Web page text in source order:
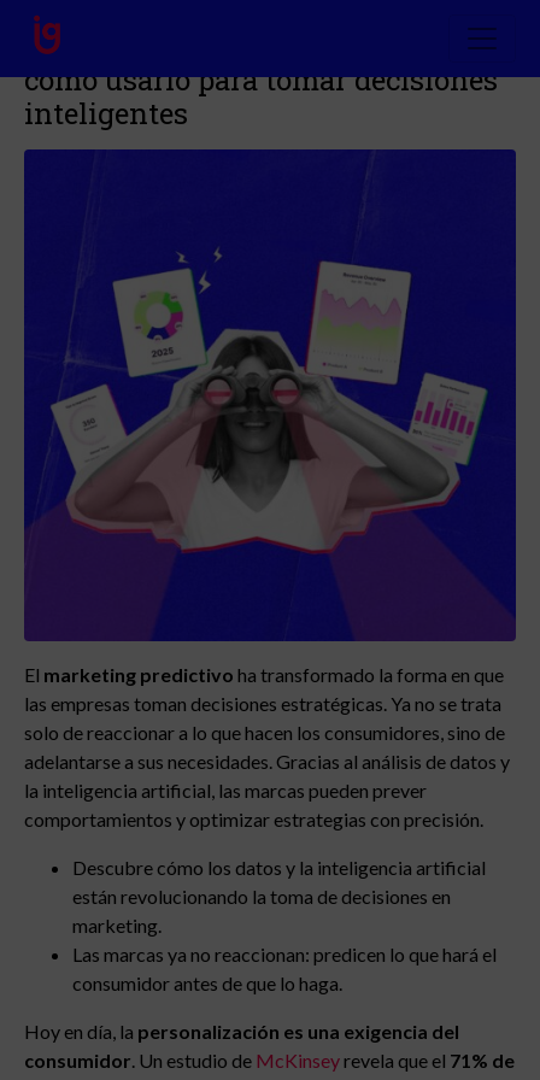
Marketing Predictivo: Qué es y
cómo usarlo para tomar decisiones
inteligentes
El marketing predictivo ha transformado la forma en que
las empresas toman decisiones estratégicas. Ya no se trata
solo de reaccionar a lo que hacen los consumidores, sino de
adelantarse a sus necesidades. Gracias al análisis de datos y
la inteligencia artificial, las marcas pueden prever
comportamientos y optimizar estrategias con precisión.
Descubre cómo los datos y la inteligencia artificial
están revolucionando la toma de decisiones en
marketing.
Las marcas ya no reaccionan: predicen lo que hará el
consumidor antes de que lo haga.
Hoy en día, la personalización es una exigencia del
consumidor. Un estudio de McKinseyrevela que el 71% de